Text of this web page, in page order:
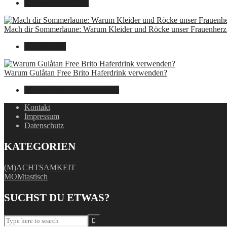
Mach dir Sommerlaune: Warum Kleider und Röcke unser Frauenherz
Warum Gulåtan Free Brito Haferdrink verwenden?
Kontakt
Impressum
Datenschutz
KATEGORIEN
(M)ACHTSAMKEIT
MOMtastisch
SUCHST DU ETWAS?